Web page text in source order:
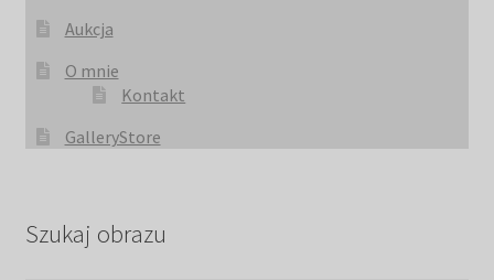
Aukcja
O mnie
Kontakt
GalleryStore
Szukaj obrazu